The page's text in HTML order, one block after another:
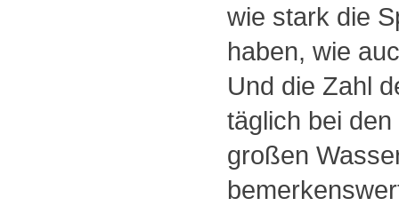
wie stark die
haben, wie
Und die Zahl
täglich bei
großen